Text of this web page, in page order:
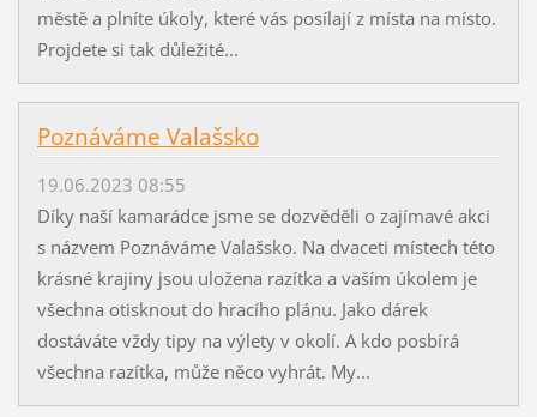
městě a plníte úkoly, které vás posílají z místa na místo.
Projdete si tak důležité...
Poznáváme Valašsko
19.06.2023 08:55
Díky naší kamarádce jsme se dozvěděli o zajímavé akci
s názvem Poznáváme Valašsko. Na dvaceti místech této
krásné krajiny jsou uložena razítka a vaším úkolem je
všechna otisknout do hracího plánu. Jako dárek
dostáváte vždy tipy na výlety v okolí. A kdo posbírá
všechna razítka, může něco vyhrát. My...